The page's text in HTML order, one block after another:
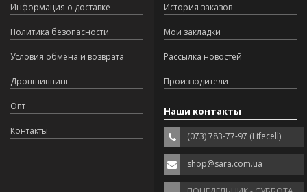
Информация о доставке
Политика безопасности
Условия обмена и возврата
Дропшиппинг
Опт
Контакты
История заказов
Мои закладки
Рассылка новостей
Производители
Наши контакты
(073) 783-77-97 (Lifecell)
shop@sara.com.ua